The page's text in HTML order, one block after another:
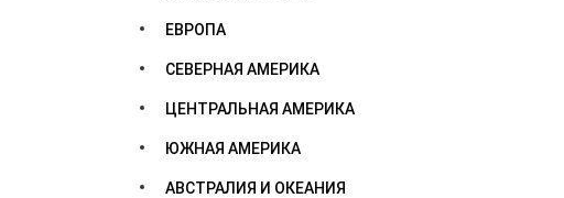
ЕВРОПА
СЕВЕРНАЯ АМЕРИКА
ЦЕНТРАЛЬНАЯ АМЕРИКА
ЮЖНАЯ АМЕРИКА
АВСТРАЛИЯ И ОКЕАНИЯ